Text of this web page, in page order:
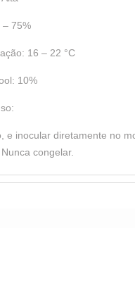
– 75%
16 – 22 °C
10%
inocular diretamente no
congelar.